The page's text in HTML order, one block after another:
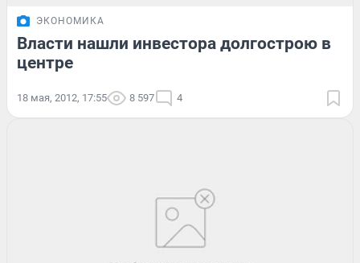
ЭКОНОМИКА
Власти нашли инвестора долгострою в
центре
18 мая, 2012, 17:55 8 597 4